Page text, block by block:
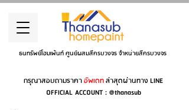
ธนทรัพย์โฮมเพ้นท์ ศูนย์ผสมสีครบวงจร จำหน่ายสีครบวงจร
กรุณาสอบถามราคาอัพเดทล่าสุดผ่านทาง LINE
OFFICIAL ACCOUNT : @thanasub